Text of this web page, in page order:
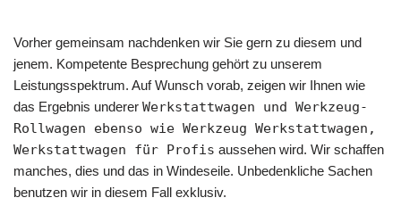
Vorher gemeinsam nachdenken wir Sie gern zu diesem und
jenem. Kompetente Besprechung gehört zu unserem
Leistungsspektrum. Auf Wunsch vorab, zeigen wir Ihnen wie
das Ergebnis underer Werkstattwagen und Werkzeug-
Rollwagen ebenso wie Werkzeug Werkstattwagen,
Werkstattwagen für Profis aussehen wird. Wir schaffen
manches, dies und das in Windeseile. Unbedenkliche Sachen
benutzen wir in diesem Fall exklusiv.